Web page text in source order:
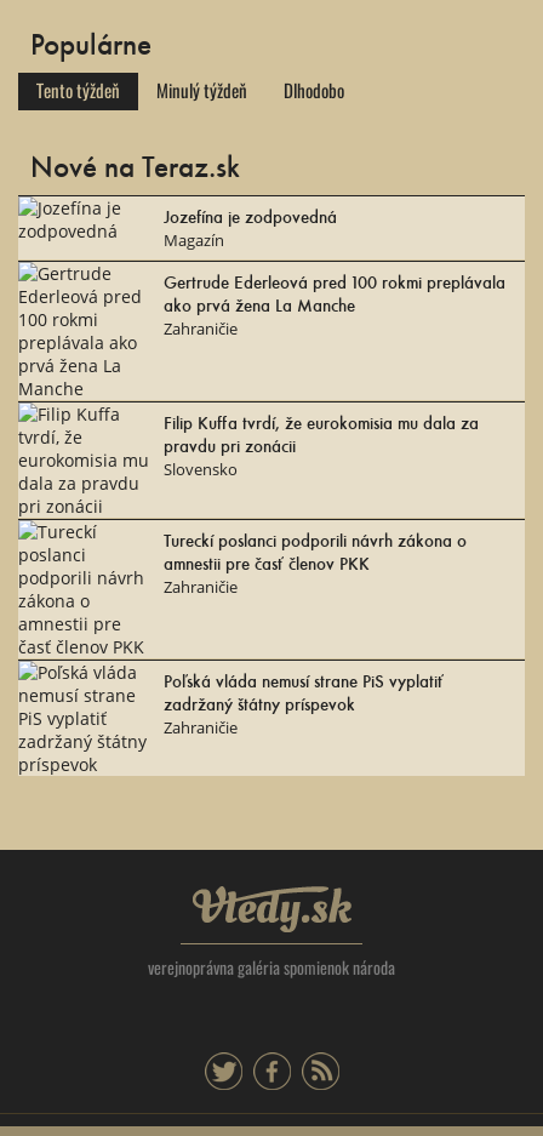
Populárne
Tento týždeň Minulý týždeň Dlhodobo
Nové na Teraz.sk
Jozefína je zodpovedná
Magazín
Gertrude Ederleová pred 100 rokmi preplávala
ako prvá žena La Manche
Zahraničie
Filip Kuffa tvrdí, že eurokomisia mu dala za
pravdu pri zonácii
Slovensko
Tureckí poslanci podporili návrh zákona o
amnestii pre časť členov PKK
Zahraničie
Poľská vláda nemusí strane PiS vyplatiť
zadržaný štátny príspevok
Zahraničie
Vtedy.sk
verejnoprávna galéria spomienok národa
twitterfacebook
rss